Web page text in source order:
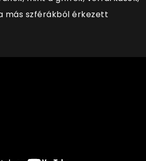
más szférákból érkezett